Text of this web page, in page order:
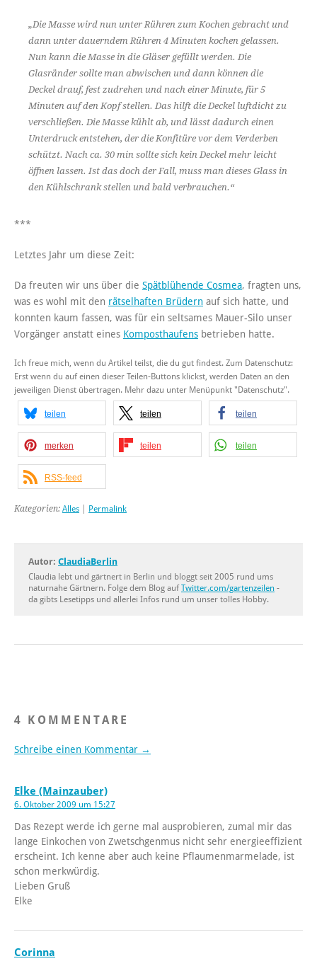
„Die Masse wird nun unter Rühren zum Kochen gebracht und
dann unter dauerndem Rühren 4 Minuten kochen gelassen.
Nun kann die Masse in die Gläser gefüllt werden. Die
Glasränder sollte man abwischen und dann können die
Deckel drauf, fest zudrehen und nach einer Minute, für 5
Minuten auf den Kopf stellen. Das hilft die Deckel luftdicht zu
verschließen. Die Masse kühlt ab, und lässt dadurch einen
Unterdruck entstehen, der die Konfitüre vor dem Verderben
schützt. Nach ca. 30 min sollte sich kein Deckel mehr leicht
öffnen lassen. Ist das doch der Fall, muss man dieses Glass in
den Kühlschrank stellen und bald verbrauchen.“
***
Letztes Jahr um diese Zeit:
Da freuten wir uns über die Spätblühende Cosmea, fragten uns,
was es wohl mit den rätselhaften Brüdern auf sich hatte, und
konnten kaum fassen, was für ein seltsames Mauer-Silo unser
Vorgänger anstatt eines Komposthaufens betrieben hatte.
Ich freue mich, wenn du Artikel teilst, die du gut findest. Zum Datenschutz:
Erst wenn du auf einen dieser Teilen-Buttons klickst, werden Daten an den
jeweiligen Dienst übertragen. Mehr dazu unter Menüpunkt "Datenschutz".
teilen teilen teilen
merken teilen teilen
RSS-feed
Kategorien: Alles Permalink
Autor: ClaudiaBerlin
Claudia lebt und gärtnert in Berlin und bloggt seit 2005 rund ums
naturnahe Gärtnern. Folge dem Blog aufTwitter.com/gartenzeilen -
da gibts Lesetipps und allerlei Infos rund um unser tolles Hobby.
4 KOMMENTARE
Schreibe einen Kommentar →
Elke (Mainzauber)
6. Oktober 2009 um 15:27
Das Rezept werde ich gerne mal ausprobieren, zumal mir das
lange Einkochen von Zwetschgenmus nicht sehr energieeffizient
erscheint. Ich kenne aber auch keine Pflaumenmarmelade, ist
schon merkwürdig.
Lieben Gruß
Elke
Corinna